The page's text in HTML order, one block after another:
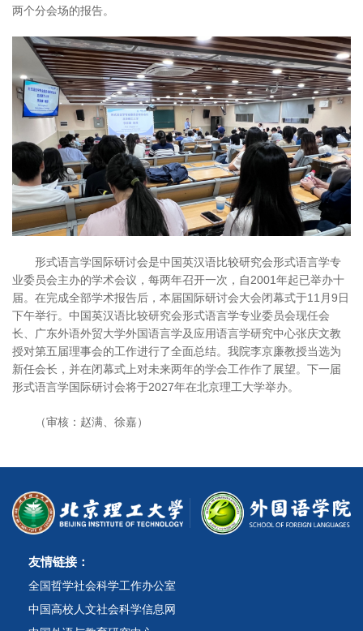
两个分会场的报告。
形式语言学国际研讨会是中国英汉语比较研究会形式语言学专
业委员会主办的学术会议，每两年召开一次，自2001年起已举办十
届。在完成全部学术报告后，本届国际研讨会大会闭幕式于11月9日
下午举行。中国英汉语比较研究会形式语言学专业委员会现任会
长、广东外语外贸大学外国语言学及应用语言学研究中心张庆文教
授对第五届理事会的工作进行了全面总结。我院李京廉教授当选为
新任会长，并在闭幕式上对未来两年的学会工作作了展望。下一届
形式语言学国际研讨会将于2027年在北京理工大学举办。
（审核：赵满、徐嘉）
友情链接：
全国哲学社会科学工作办公室
中国高校人文社会科学信息网